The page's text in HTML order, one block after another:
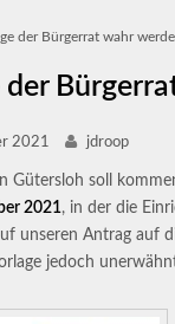
der Bürgerrat wahr
der
2021 jdroop
Gütersloh soll
2021, in der die
unseren Antrag auf
jedoch